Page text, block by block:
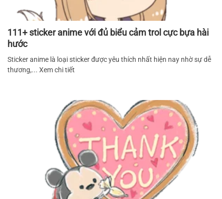
111+ sticker anime với đủ biểu cảm trol cực bựa hài
hước
Sticker anime là loại sticker được yêu thích nhất hiện nay nhờ sự dễ
thương,... Xem chi tiết